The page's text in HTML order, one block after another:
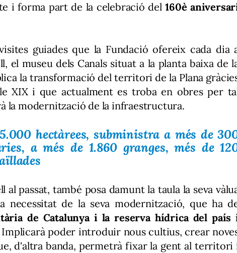
i forma part de la celebració del160è
guiades que la Fundació ofereix cada dia
el museu dels Canals situat a la planta baixa de
la transformació del territori de la Plana
XIX i que actualment es troba en obres per
la modernització de la infraestructura.
hectàrees, subministra a més de
a més de 1.860 granges, més de
passat, també posa damunt la taula la seva
necessitat de la seva modernització, que ha
de Catalunya i la reserva hídrica del país
Implicarà poder introduir nous cultius, crear
d'altra banda, permetrà fixar la gent al territori